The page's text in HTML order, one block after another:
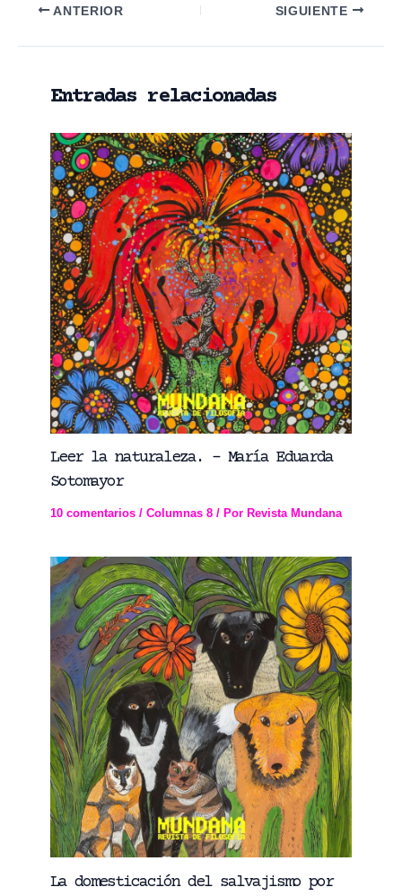
Navegación
entradas
ANTERIOR SIGUIENTE
Entradas relacionadas
Leer la naturaleza. – María Eduarda
Sotomayor
10 comentarios /Columnas 8 / Por Revista Mundana
La domesticación del salvajismo por